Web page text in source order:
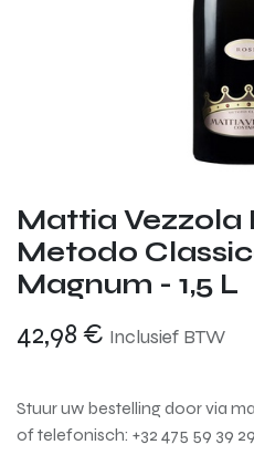
Mattia Vezzola
Metodo
Magnum - 1,5 L
42,98 € Inclusief BTW
Stuur uw bestelling door via
of telefonisch: +32 475 59 39